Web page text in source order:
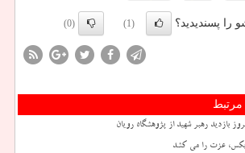
را پسندیدید؟ (1)
(0)
مرتبط
بازدید رهبر شهید از پژوهشگاه رویان
ایکس، عزت را می کشد